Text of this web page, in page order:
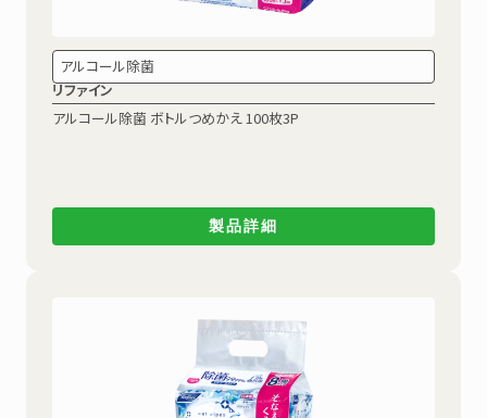
アルコール除菌
リファイン
アルコール除菌 ボトルつめかえ 100枚3P
製品詳細